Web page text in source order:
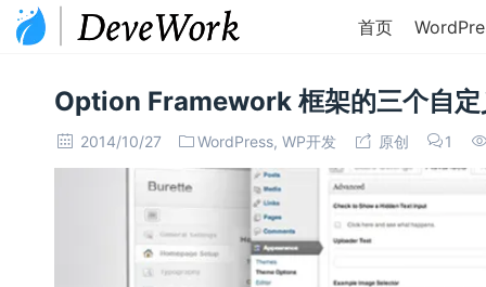
首页
Option Framework 框架的三个自定
2014/10/27 WordPress,WP开发 原创 1